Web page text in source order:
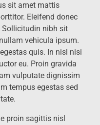
sit amet mattis
Eleifend donec
Sollicitudin nibh sit
vehicula ipsum.
quis. In nisl nisi
eu. Proin gravida
vulputate dignissim
tempus egestas sed
proin sagittis nisl